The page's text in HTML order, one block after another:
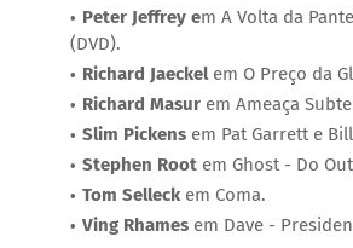
Peter Jeffrey em A Volta da
(DVD).
Richard Jaeckel em O Preço da
Richard Masur em Ameaça
Slim Pickensem Pat Garrett e
Stephen Rootem Ghost - Do
Tom Selleckem Coma.
Ving Rhames em Dave -